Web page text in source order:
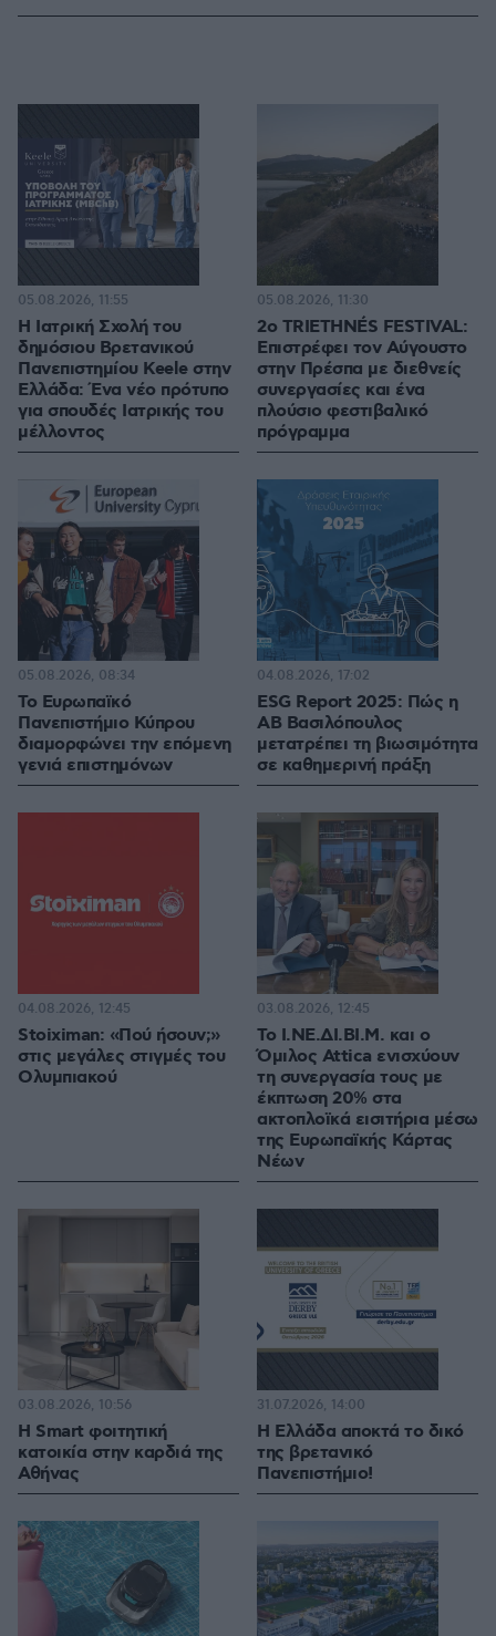
Η Ιατρική Σχολή του
δημόσιου Βρετανικού
Πανεπιστημίου Keele στην
Ελλάδα: Ένα νέο πρότυπο
για σπουδές Ιατρικής του
μέλλοντος
05.08.2026, 11:55
2ο TRIETHNÉS FESTIVAL:
Επιστρέφει τον Αύγουστο
στην Πρέσπα με διεθνείς
συνεργασίες και ένα
πλούσιο φεστιβαλικό
πρόγραμμα
05.08.2026, 11:30
Το Ευρωπαϊκό
Πανεπιστήμιο Κύπρου
διαμορφώνει την επόμενη
γενιά επιστημόνων
05.08.2026, 08:34
ESG Report 2025: Πώς η
ΑΒ Βασιλόπουλος
μετατρέπει τη βιωσιμότητα
σε καθημερινή πράξη
04.08.2026, 17:02
Stoiximan: «Πού ήσουν;»
στις μεγάλες στιγμές του
Ολυμπιακού
04.08.2026, 12:45
Το Ι.ΝΕ.ΔΙ.ΒΙ.Μ. και o
Όμιλος Attica ενισχύουν
τη συνεργασία τους με
έκπτωση 20% στα
ακτοπλοϊκά εισιτήρια μέσω
της Ευρωπαϊκής Κάρτας
Νέων
03.08.2026, 12:45
Η Smart φοιτητική
κατοικία στην καρδιά της
Αθήνας
03.08.2026, 10:56
Η Ελλάδα αποκτά το δικό
της βρετανικό
Πανεπιστήμιο!
31.07.2026, 14:00